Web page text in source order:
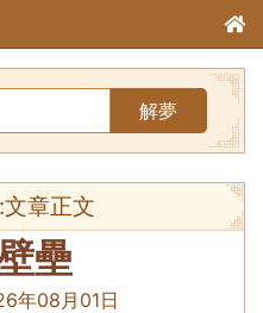
解夢
文章正文
壘
年08月01日